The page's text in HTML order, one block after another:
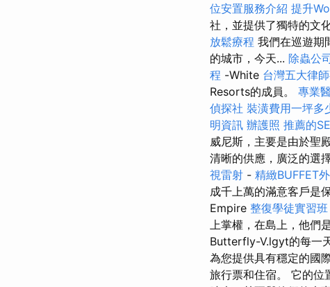
位安置服務介紹 提升
社，並提供了獨特的文
放鬆療程 我們在巡遊期
的城市，今天... 除蟲公
程 -White 台灣五大律
Resorts的成員。 專業
偵探社 裝潢費用一坪多
明資訊 辦護照 推薦的
威尼斯，主要是由於聖
清晰的供應，廣泛的選
視雷射 - 精緻BUFFET
成千上萬的滿意客戶是
Empire 整復學徒實習班
上掌權，在島上，他們
Butterfly-V.lgyt的每一
為您提供具有穩定的國
旅行票和住宿。 它的位